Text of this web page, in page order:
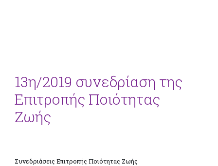
13η/2019 συνεδρίαση της
Επιτροπής Ποιότητας
Ζωής
Συνεδριάσεις Επιτροπής Ποιότητας Ζωής